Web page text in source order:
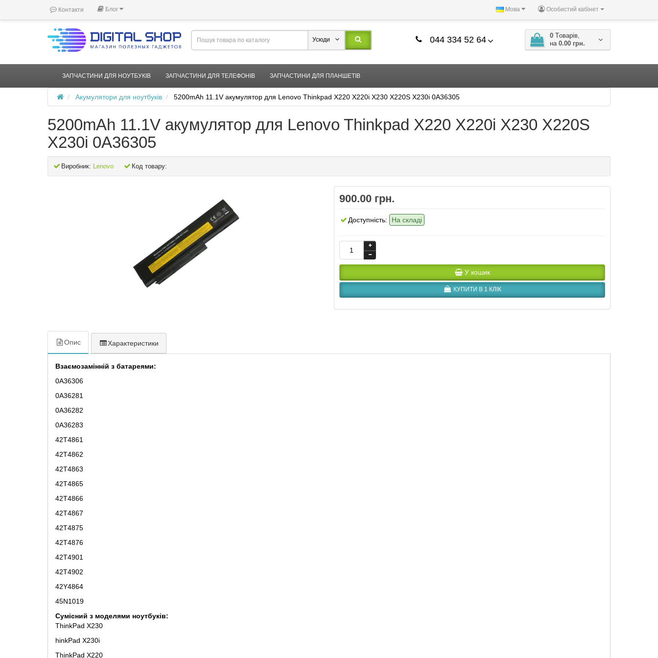
Контакти Блог Особистий кабінет
Мова
044 334 52 64 0 Tоварів,
на 0.00 грн.
Усюди
ЗАПЧАСТИНИ ДЛЯ НОУТБУКІВ ЗАПЧАСТИНИ ДЛЯ ТЕЛЕФОНІВ ЗАПЧАСТИНИ ДЛЯ ПЛАНШЕТІВ
Акумулятори для ноутбуків 5200mAh 11.1V акумулятор для Lenovo Thinkpad X220 X220i X230 X220S X230i 0A36305
5200mAh 11.1V акумулятор для Lenovo Thinkpad X220 X220i X230 X220S
X230i 0A36305
Виробник: Lenovo Код товару:
900.00 грн.
Доступність: На складі
У кошик
КУПИТИ В 1 КЛІК
Опис Характеристики
Взаємозамінній з батареями:
0A36306
0A36281
0A36282
0A36283
42T4861
42T4862
42T4863
42T4865
42T4866
42T4867
42T4875
42T4876
42T4901
42T4902
42Y4864
45N1019
Сумісний з моделями ноутбуків:
ThinkPad X230
hinkPad X230i
ThinkPad X220